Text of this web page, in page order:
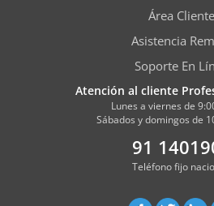
Área Cliente
Asistencia
Soporte En
Atención al cliente
Lunes a viernes de
Sábados y domingos de
91
Teléfono fijo